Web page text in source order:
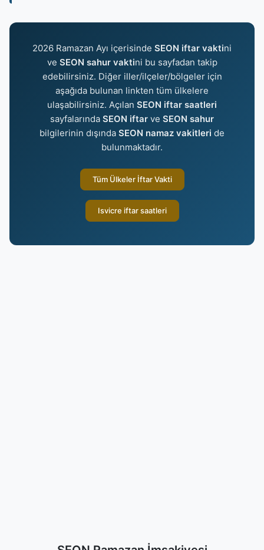
2026 Ramazan Ayı içerisinde SEON iftar vaktini
ve SEON sahur vaktini bu sayfadan takip
edebilirsiniz. Diğer iller/ilçeler/bölgeler için
aşağıda bulunan linkten tüm ülkelere
ulaşabilirsiniz. Açılan SEON iftar saatleri
sayfalarında SEON iftar ve SEON sahur
bilgilerinin dışında SEON namaz vakitleri de
bulunmaktadır.
Tüm Ülkeler İftar Vakti
Isvicre iftar saatleri